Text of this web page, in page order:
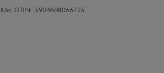
Kód GTIN: 5904608066725